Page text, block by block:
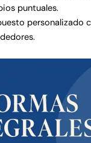
puntuales.
personalizado